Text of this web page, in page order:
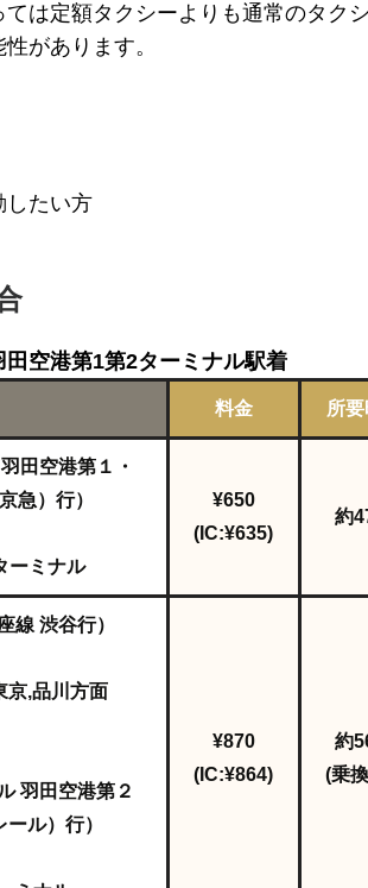
は定額タクシーよりも通常のタク
があります。
したい方
空港第1第2ターミナル駅着
料金 所
田空港第１・
急）行）
ーミナル
¥650
(IC:¥635)
約
線 渋谷行）
京,品川方面
羽田空港第２
ル）行）
¥870
(IC:¥864)
約
(乗